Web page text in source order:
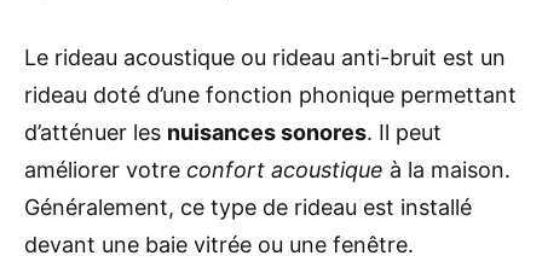
Le rideau acoustique ou rideau anti-bruit est un
rideau doté d’une fonction phonique permettant
d’atténuer les nuisances sonores. Il peut
améliorer votre confort acoustique à la maison.
Généralement, ce type de rideau est installé
devant une baie vitrée ou une fenêtre.